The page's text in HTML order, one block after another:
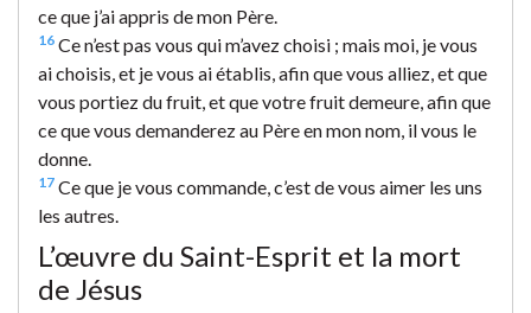
ce que j’ai appris de mon Père.
16 Ce n’est pas vous qui m’avez choisi ; mais moi, je vous
ai choisis, et je vous ai établis, afin que vous alliez, et que
vous portiez du fruit, et que votre fruit demeure, afin que
ce que vous demanderez au Père en mon nom, il vous le
donne.
17 Ce que je vous commande, c’est de vous aimer les uns
les autres.
L’œuvre du Saint-Esprit et la mort
de Jésus